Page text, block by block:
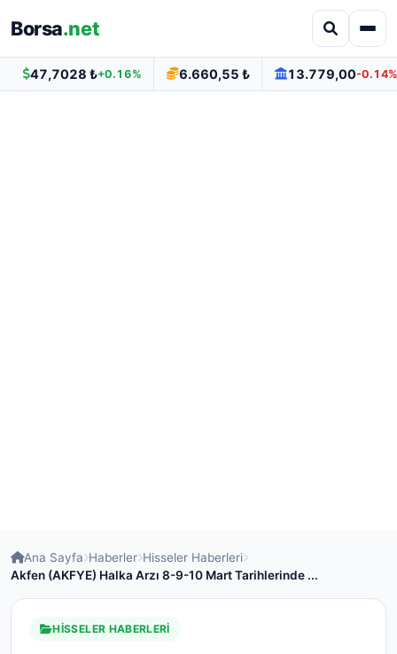
Borsa.net
47,7028 ₺+0.16% 6.660,55 ₺ 13.779,00-0.14%
Ana Sayfa Haberler Hisseler Haberleri
Akfen (AKFYE) Halka Arzı 8-9-10 Mart Tarihlerinde ...
HISSELER HABERLERI